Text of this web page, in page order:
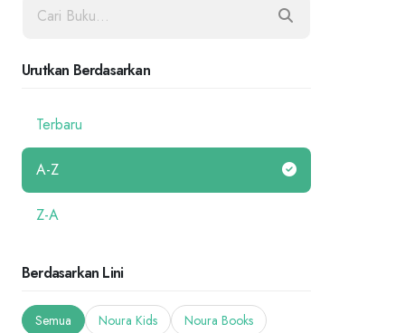
Urutkan Berdasarkan
Terbaru
A-Z
Z-A
Berdasarkan Lini
Semua Noura Kids
Noura Books